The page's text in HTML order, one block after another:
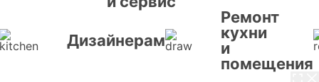
Дизайнерам
Ремонт
кухни
и
помещения